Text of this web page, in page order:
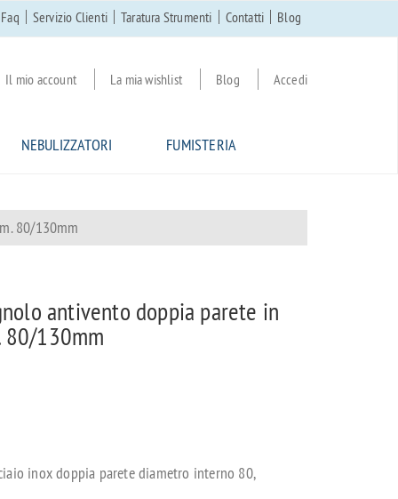
Faq Servizio Clienti Taratura Strumenti Contatti Blog
Il mio account La mia wishlist Blog Accedi
NEBULIZZATORI FUMISTERIA
80/130mm
antivento doppia parete in
80/130mm
inox doppia parete diametro interno 80,